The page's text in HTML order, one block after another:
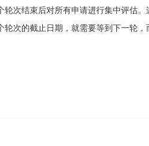
次结束后对所有申请进行集中评估。
次的截止日期，就需要等到下一轮，